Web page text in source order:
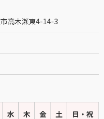
高木瀬東4-14-3
水 木 金 土 日・祝